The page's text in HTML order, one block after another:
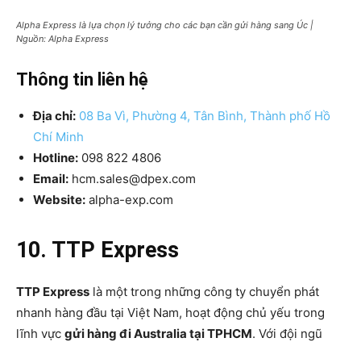
Alpha Express là lựa chọn lý tưởng cho các bạn cần gửi hàng sang Úc |
Nguồn: Alpha Express
Thông tin liên hệ
Địa chỉ: 08 Ba Vì, Phường 4, Tân Bình, Thành phố Hồ
Chí Minh
Hotline: 098 822 4806
Email: hcm.sales@dpex.com
Website: alpha-exp.com
10. TTP Express
TTP Express là một trong những công ty chuyển phát
nhanh hàng đầu tại Việt Nam, hoạt động chủ yếu trong
lĩnh vực gửi hàng đi Australia tại TPHCM. Với đội ngũ